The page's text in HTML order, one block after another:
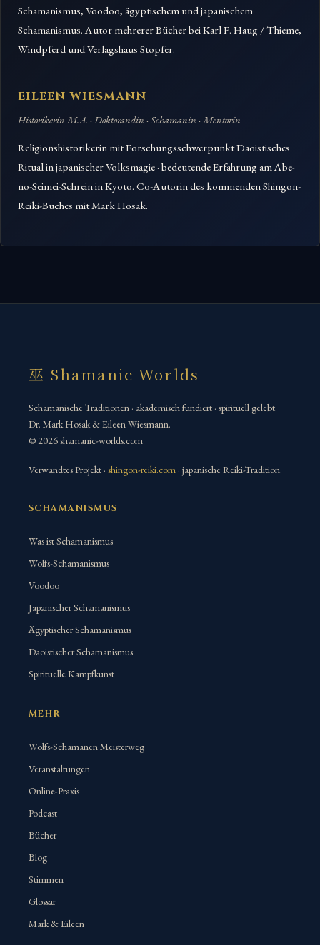
Schamanismus, Voodoo, ägyptischem und japanischem
Schamanismus. Autor mehrerer Bücher bei Karl F. Haug / Thieme,
Windpferd und Verlagshaus Stopfer.
EILEEN WIESMANN
Historikerin M.A. · Doktorandin · Schamanin · Mentorin
Religionshistorikerin mit Forschungsschwerpunkt Daoistisches
Ritual in japanischer Volksmagie · bedeutende Erfahrung am Abe-
no-Seimei-Schrein in Kyoto. Co-Autorin des kommenden Shingon-
Reiki-Buches mit Mark Hosak.
巫 Shamanic Worlds
Schamanische Traditionen · akademisch fundiert · spirituell gelebt.
Dr. Mark Hosak & Eileen Wiesmann.
© 2026 shamanic-worlds.com
Verwandtes Projekt · shingon-reiki.com · japanische Reiki-Tradition.
SCHAMANISMUS
Was ist Schamanismus
Wolfs-Schamanismus
Voodoo
Japanischer Schamanismus
Ägyptischer Schamanismus
Daoistischer Schamanismus
Spirituelle Kampfkunst
MEHR
Wolfs-Schamanen Meisterweg
Veranstaltungen
Online-Praxis
Podcast
Bücher
Blog
Stimmen
Glossar
Mark & Eileen